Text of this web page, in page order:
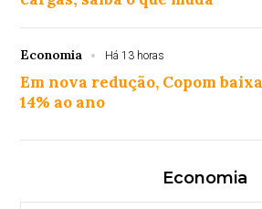
Economia Há 13 horas
Em nova redução, Copom
14% ao ano
Economia